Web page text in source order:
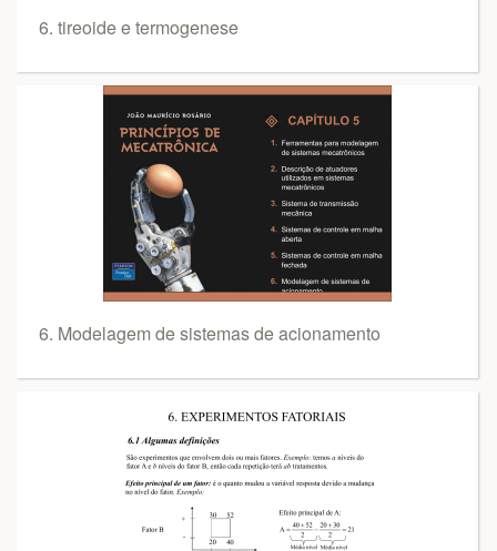
6. tireoide e termogenese
6. Modelagem de sistemas de acionamento